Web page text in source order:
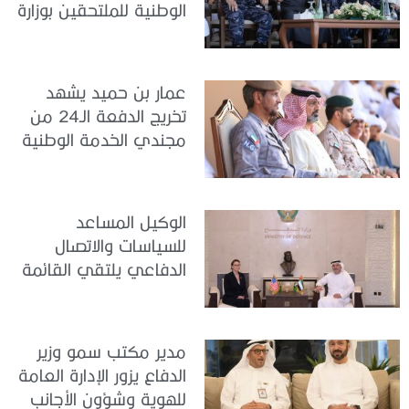
الوطنية للملتحقين بوزارة
عمار بن حميد يشهد
تخريج الدفعة الـ24 من
مجندي الخدمة الوطنية
الوكيل المساعد
للسياسات والاتصال
الدفاعي يلتقي القائمة
مدير مكتب سمو وزير
الدفاع يزور الإدارة العامة
للهوية وشؤون الأجانب